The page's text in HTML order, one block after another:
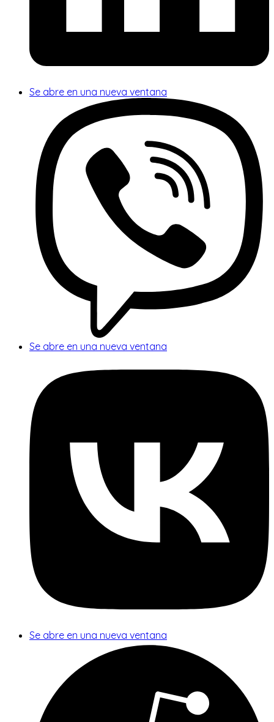
Se abre en una nueva ventana
Se abre en una nueva ventana
Se abre en una nueva ventana